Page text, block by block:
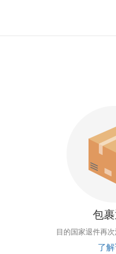
包
目的国家退件再
了